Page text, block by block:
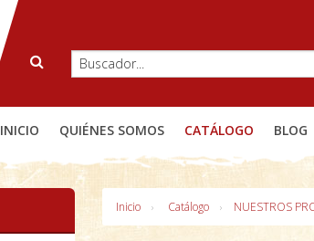
INICIO QUIÉNES SOMOS CATÁLOGO BLOG
Inicio Catálogo NUESTROS